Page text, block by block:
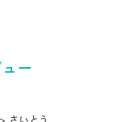
ー
> さいとう